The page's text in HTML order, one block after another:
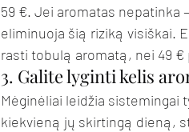
59 €. Jei aromatas nepatinka
eliminuoja šią riziką visiškai.
rasti tobulą aromatą, nei 49
3. Galite lyginti kelis
Mėginėliai leidžia sistemingai
kiekvieną jų skirtingą dieną,